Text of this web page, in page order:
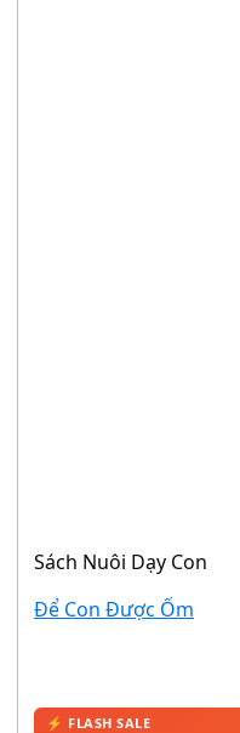
Sách Nuôi Dạy Con
Để Con Được Ốm